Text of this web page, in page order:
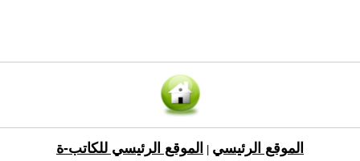
الموقع الرئيسي الموقع الرئيسي للكاتب-ة